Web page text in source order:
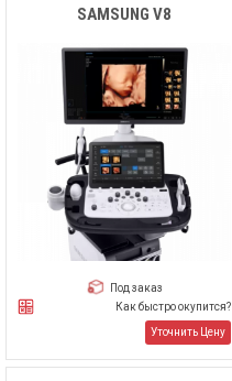
SAMSUNG V8
Под заказ
Как быстро окупится?
Уточнить Цену